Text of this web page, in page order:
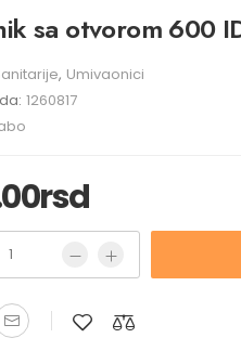
sa otvorom 600
, Umivaonici
1260817
rsd